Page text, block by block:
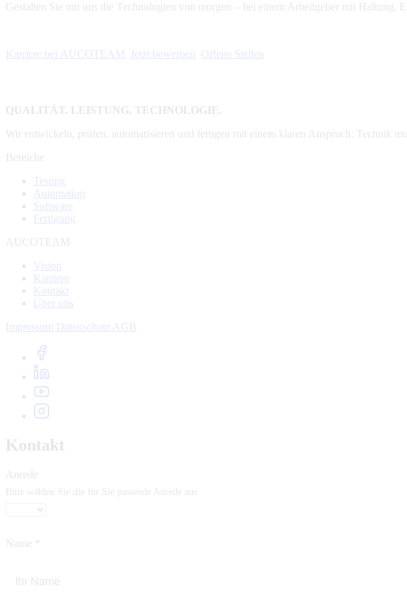
Gestalten Sie mit uns die Technologien von morgen – bei einem Arbeitgeber mit Haltung,
Karriere bei AUCOTEAM Jetzt bewerben Offene Stellen
QUALITÄT. LEISTUNG. TECHNOLOGIE.
Wir entwickeln, prüfen, automatisieren und fertigen mit einem klaren Anspruch: Technik
Bereiche
Testing
Automation
Software
Fertigung
AUCOTEAM
Vision
Karriere
Kontakt
Über uns
Impressum Datenschutz AGB
Kontakt
Anrede
Bitte wählen Sie die für Sie passende Anrede aus.
Name